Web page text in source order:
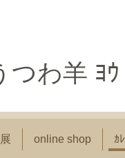
わ羊 ﾖｳ
展 online shop ｶ